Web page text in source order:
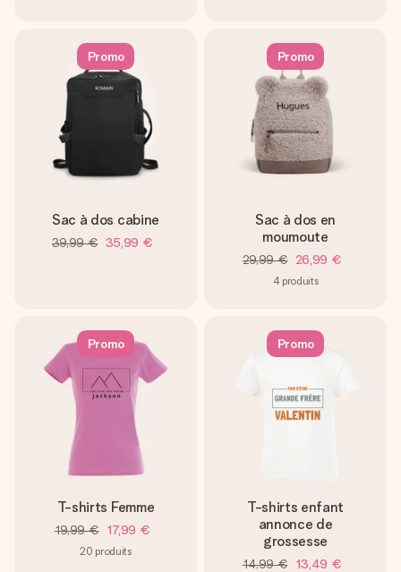
Promo
Sac à dos cabine
39,99 € 35,99 €
Promo
Sac à dos en
moumoute
29,99 € 26,99 €
4 produits
Promo
T-shirts Femme
19,99 € 17,99 €
20 produits
Promo
T-shirts enfant
annonce de
grossesse
14,99 € 13,49 €